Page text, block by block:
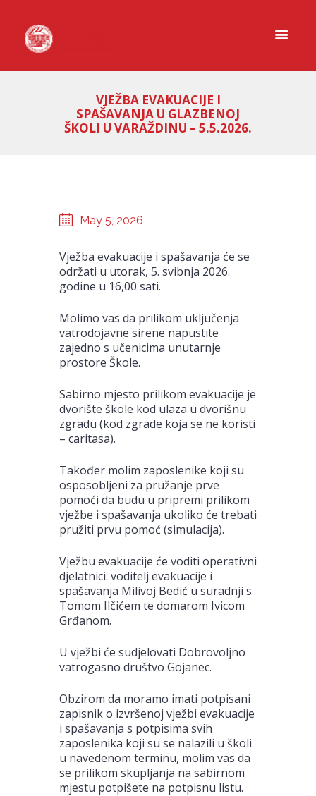
VJEŽBA EVAKUACIJE I
SPAŠAVANJA U GLAZBENOJ
ŠKOLI U VARAŽDINU – 5.5.2026.
May 5, 2026
Vježba evakuacije i spašavanja će se
održati u utorak, 5. svibnja 2026.
godine u 16,00 sati.
Molimo vas da prilikom uključenja
vatrodojavne sirene napustite
zajedno s učenicima unutarnje
prostore Škole.
Sabirno mjesto prilikom evakuacije je
dvorište škole kod ulaza u dvorišnu
zgradu (kod zgrade koja se ne koristi
– caritasa).
Također molim zaposlenike koji su
osposobljeni za pružanje prve
pomoći da budu u pripremi prilikom
vježbe i spašavanja ukoliko će trebati
pružiti prvu pomoć (simulacija).
Vježbu evakuacije će voditi operativni
djelatnici: voditelj evakuacije i
spašavanja Milivoj Bedić u suradnji s
Tomom Ilčićem te domarom Ivicom
Grđanom.
U vježbi će sudjelovati Dobrovoljno
vatrogasno društvo Gojanec.
Obzirom da moramo imati potpisani
zapisnik o izvršenoj vježbi evakuacije
i spašavanja s potpisima svih
zaposlenika koji su se nalazili u školi
u navedenom terminu, molim vas da
se prilikom skupljanja na sabirnom
mjestu potpišete na potpisnu listu.